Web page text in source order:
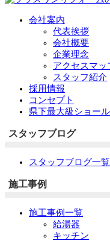
会社案内
代表挨拶
会社概要
企業理念
アクセスマッ
スタッフ紹介
採用情報
コンセプト
県下最大級ショー
スタッフブログ
スタッフブログ一覧
施工事例
施工事例一覧
給湯器
キッチン